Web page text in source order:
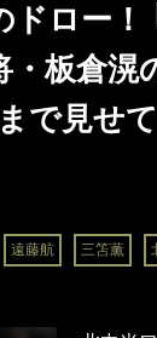
ロー！
板倉滉
で見せ
遠藤航 三笘薫